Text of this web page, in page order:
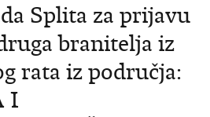
Splita za prijavu
branitelja iz
rata iz područja:
I